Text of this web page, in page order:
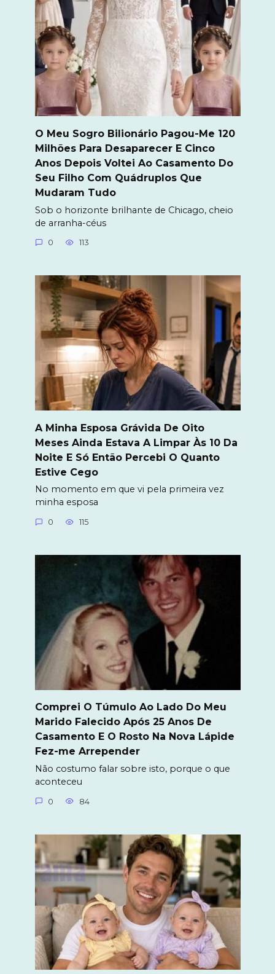
O Meu Sogro Bilionário Pagou-Me 120
Milhões Para Desaparecer E Cinco
Anos Depois Voltei Ao Casamento Do
Seu Filho Com Quádruplos Que
Mudaram Tudo
Sob o horizonte brilhante de Chicago, cheio
de arranha-céus
0 113
A Minha Esposa Grávida De Oito
Meses Ainda Estava A Limpar Às 10 Da
Noite E Só Então Percebi O Quanto
Estive Cego
No momento em que vi pela primeira vez
minha esposa
0 115
Comprei O Túmulo Ao Lado Do Meu
Marido Falecido Após 25 Anos De
Casamento E O Rosto Na Nova Lápide
Fez-me Arrepender
Não costumo falar sobre isto, porque o que
aconteceu
0 84